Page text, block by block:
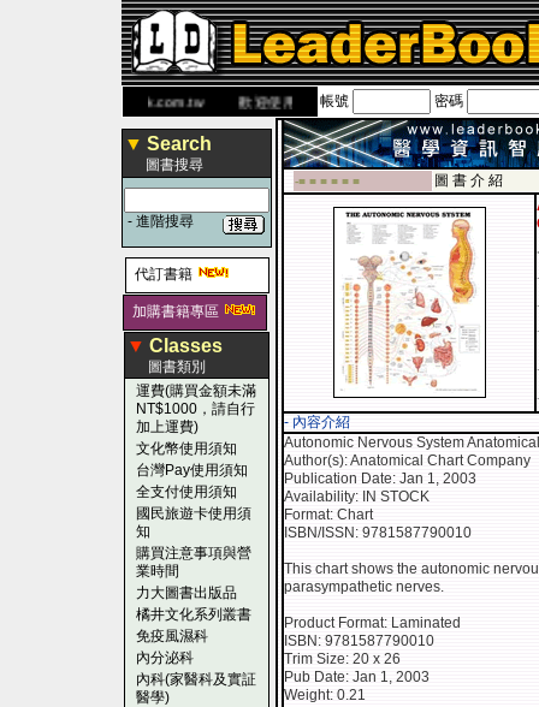
www.leaderbook.com.tw歡迎使用 國民旅遊卡！！
帳號 密碼
▼ Search
圖書搜尋
- 進階搜尋
代訂書籍
加購書籍專區
▼ Classes
圖書類別
運費(購買金額未滿
NT$1000，請自行
加上運費)
文化幣使用須知
台灣Pay使用須知
全支付使用須知
國民旅遊卡使用須
知
購買注意事項與營
業時間
力大圖書出版品
橘井文化系列叢書
免疫風濕科
內分泌科
內科(家醫科及實証
醫學)
-■ ■ ■ ■ ■ ■
圖 書 介 紹
- 內容介紹
Autonomic Nervous System
Author(s): Anatomical Chart Company
Publication Date: Jan 1, 2003
Availability: IN STOCK
Format: Chart
ISBN/ISSN: 9781587790010
This chart shows the autonomic
parasympathetic nerves.
Product Format: Laminated
ISBN: 9781587790010
Trim Size: 20 x 26
Pub Date: Jan 1, 2003
Weight: 0.21